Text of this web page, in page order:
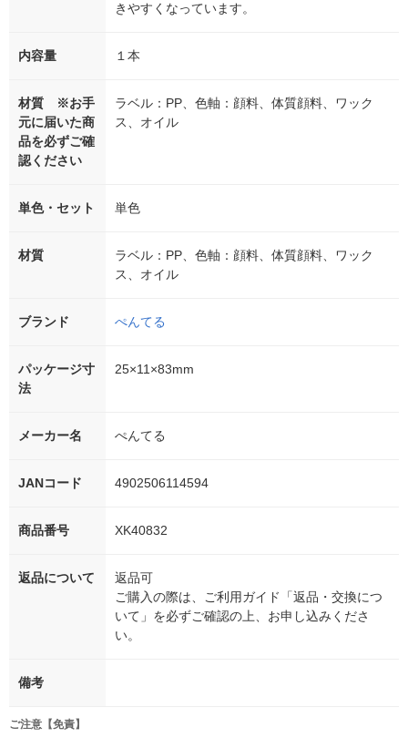
きやすくなっています。
内容量 １本
材質 ※お手
元に届いた商
品を必ずご確
認ください
ラベル：PP、色軸：顔料、体質顔料、ワック
ス、オイル
単色・セット 単色
材質
ラベル：PP、色軸：顔料、体質顔料、ワック
ス、オイル
ブランド ぺんてる
パッケージ寸
法
25×11×83mm
メーカー名 ぺんてる
JANコード 4902506114594
商品番号 XK40832
返品について
返品可
ご購入の際は、ご利用ガイド「返品・交換につ
いて」を必ずご確認の上、お申し込みくださ
い。
備考
ご注意【免責】